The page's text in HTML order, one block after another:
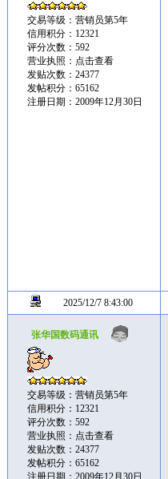
交易等级：营销员第5年
信用积分：12321
评分次数：592
营业执照： 点击查看
发贴次数：24377
发帖积分：65162
注册日期：2009年12月30日
2025/12/7 8:43:00
张华国数码通讯
交易等级：营销员第5年
信用积分：12321
评分次数：592
营业执照： 点击查看
发贴次数：24377
发帖积分：65162
注册日期：2009年12月30日